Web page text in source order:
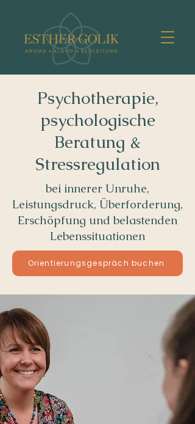
Psychotherapie,
psychologische
Beratung &
Stressregulation
bei innerer Unruhe,
Leistungsdruck, Überforderung,
Erschöpfung und belastenden
Lebenssituationen
Orientierungsgespräch buchen